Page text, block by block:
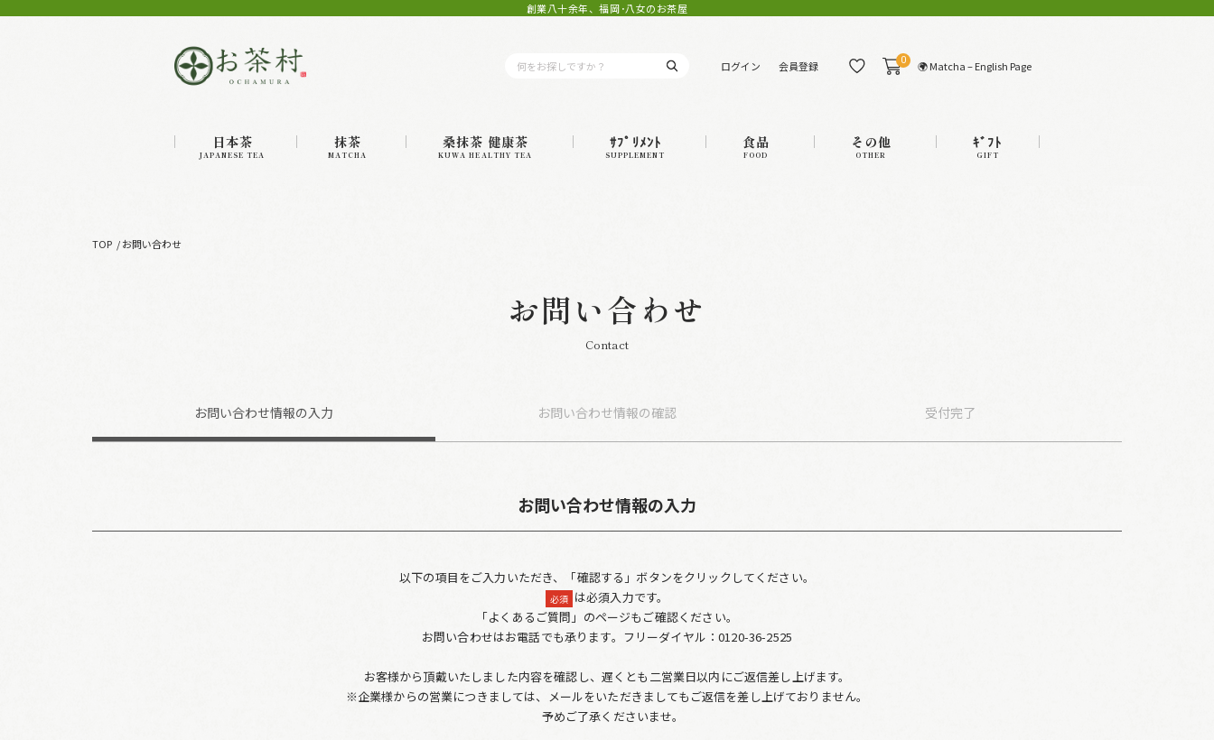
創業八十余年、福岡･八女のお茶屋
ログイン 会員登録 0 🌍 Matcha – English Page
日本茶
JAPANESE TEA
抹茶
MATCHA
桑抹茶 健康茶
KUWA HEALTHY TEA
ｻﾌﾟﾘﾒﾝﾄ
SUPPLEMENT
食品
FOOD
その他
OTHER
ｷﾞﾌﾄ
GIFT
TOP お問い合わせ
お問い合わせ
Contact
お問い合わせ情報の入力 お問い合わせ情報の確認 受付完了
お問い合わせ情報の入力
以下の項目をご入力いただき、「確認する」ボタンをクリックしてください。
必須 は必須入力です。
「よくあるご質問」のページもご確認ください。
お問い合わせはお電話でも承ります。フリーダイヤル：0120-36-2525
お客様から頂戴いたしました内容を確認し、遅くとも二営業日以内にご返信差し上げます。
※企業様からの営業につきましては、メールをいただきましてもご返信を差し上げておりません。
予めご了承くださいませ。